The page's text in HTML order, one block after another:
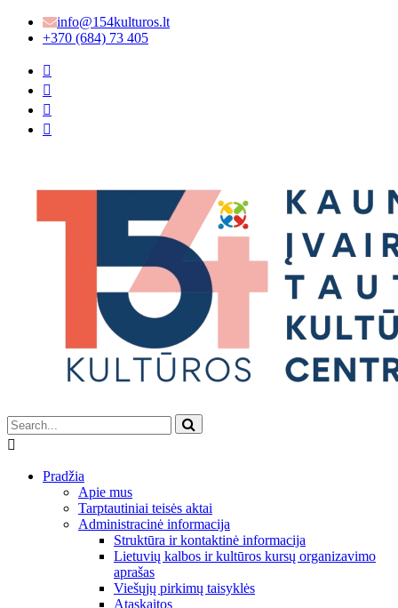
info@154kulturos.lt
+370 (684) 73 405
Pradžia
Apie mus
Tarptautiniai teisės aktai
Administracinė informacija
Struktūra ir kontaktinė informacija
Lietuvių kalbos ir kultūros kursų organizavimo
aprašas
Viešųjų pirkimų taisyklės
Ataskaitos